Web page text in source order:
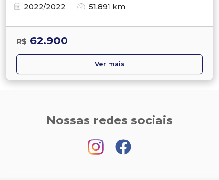
2022/2022
51.891 km
R$ 62.900
Ver mais
Nossas redes sociais